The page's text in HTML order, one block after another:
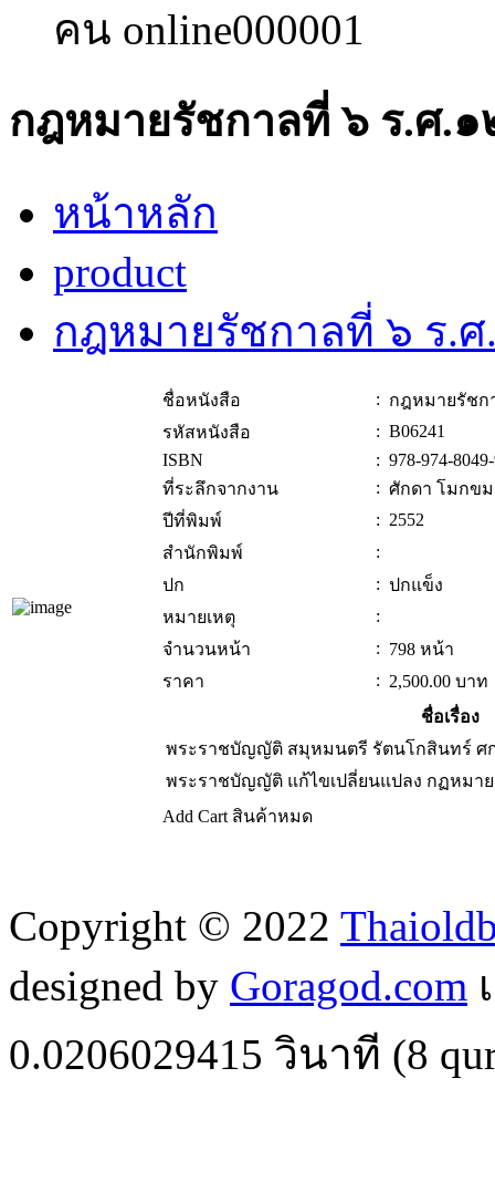
คน online000001
กฎหมายรัชกาลที่ ๖ ร.ศ.
หน้าหลัก
product
กฎหมายรัชกาลที่ ๖ ร.
ชื่อหนังสือ : กฎหมายรัชก
รหัสหนังสือ
: B06241
ISBN
: 978-974-
ที่ระลึกจากงาน
: ศักดา โมกข
ปีที่พิมพ์
: 2552
สำนักพิมพ์
:
ปก
: ปกแข็ง
หมายเหตุ
:
จำนวนหน้า
: 798 หน้า
ราคา
: 2,500.00 บาท
ชื่อเรื่อง
พระราชบัญญัติ สมุหมนตรี รัตนโกสินทร์ ศ
พระราชบัญญัติ แก้ไขเปลี่ยนแปลง กฏหม
Add Cart สินค้าหมด
Copyright © 2022
designed by Goragod.com
0.0206029415 วินาที (8